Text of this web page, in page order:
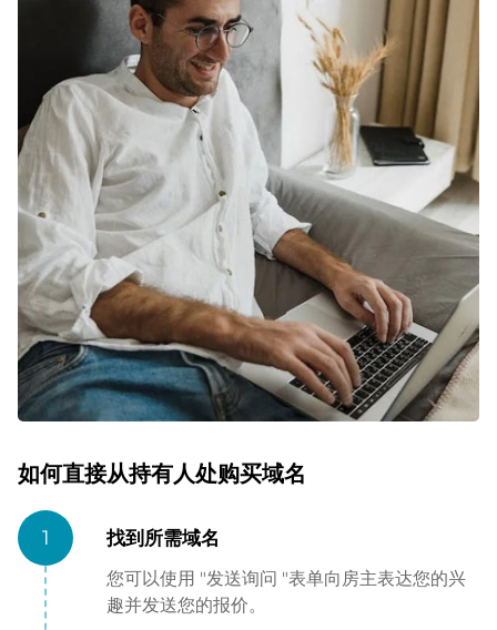
如何直接从持有人处购买域名
1 找到所需域名
您可以使用 "发送询问 "表单向房主表达您的兴
趣并发送您的报价。